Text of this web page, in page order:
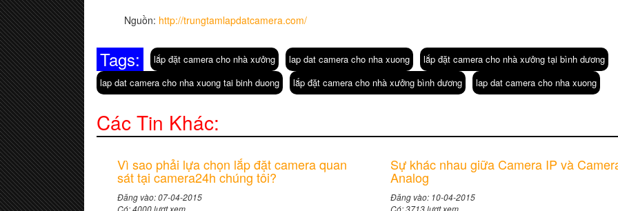
Nguồn: http://trungtamlapdatcamera.com/
Tags: lắp đặt camera cho nhà xưởng lap dat camera cho nha xuong
lắp đặt camera cho nhà xưởng tại bình dương
lap dat camera cho nha xuong tai binh duong
lắp đặt camera cho nhà xưởng bình dương lap dat camera cho nha xuong
Các Tin Khác:
Vì sao phải lựa chọn lắp đặt camera quan
sát tại camera24h chúng tôi?
Đăng vào: 07-04-2015
Có: 4000 lượt xem.
Sự khác nhau giữa Camera IP và
Analog
Đăng vào: 10-04-2015
Có: 3713 lượt xem.